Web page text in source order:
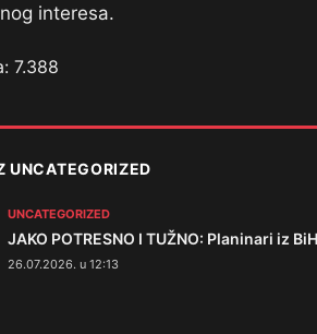
interesa.
7.388
UNCATEGORIZED
UNCATEGORIZED
JAKO POTRESNO I TUŽNO: Planinari iz
26.07.2026. u 12:13